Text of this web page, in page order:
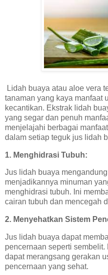
Lidah buaya atau aloe vera
tanaman yang kaya manfaat
kecantikan. Ekstrak lidah
yang segar dan penuh
menjelajahi berbagai
dalam setiap teguk jus lidah
1. Menghidrasi Tubuh:
Jus lidah buaya
menjadikannya minuman
menghidrasi tubuh. Ini
cairan tubuh dan mencegah
2. Menyehatkan Sistem
Jus lidah buaya dapat
pencernaan seperti
dapat merangsang gerakan
pencernaan yang sehat.